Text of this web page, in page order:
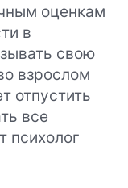
оценкам
в
свою
взрослом
отпустить
все
психолог